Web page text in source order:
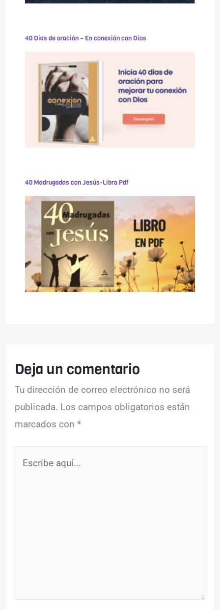
40 Días de oración – En conexión con Dios
40 Madrugadas con Jesús-Libro Pdf
Deja un comentario
Tu dirección de correo electrónico no será
publicada. Los campos obligatorios están
marcados con*